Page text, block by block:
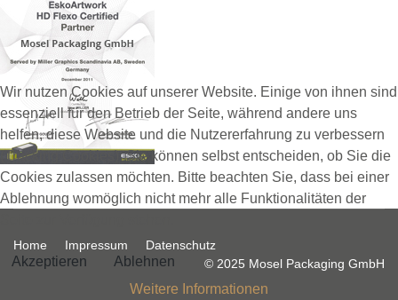
Home Impressum
Datenschutz
© 2025 Mosel Packaging GmbH
Wir nutzen Cookies auf unserer Website. Einige von ihnen sind
essenziell für den Betrieb der Seite, während andere uns
helfen, diese Website und die Nutzererfahrung zu verbessern
(Tracking Cookies). Sie können selbst entscheiden, ob Sie die
Cookies zulassen möchten. Bitte beachten Sie, dass bei einer
Ablehnung womöglich nicht mehr alle Funktionalitäten der
Akzeptieren
Ablehnen
Weitere Informationen